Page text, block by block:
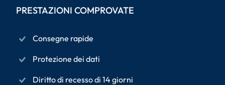
PRESTAZIONI COMPROVATE
Consegne rapide
Protezione dei dati
Diritto di recesso di 14 giorni